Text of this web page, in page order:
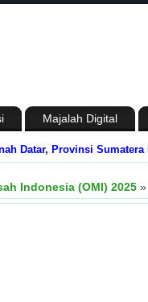
Majalah Digital
Provinsi Sumatera Barat
Indonesia (OMI) 2025 »